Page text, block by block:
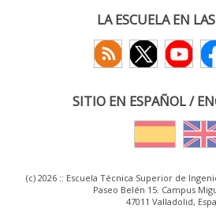
LA ESCUELA EN
SITIO EN ESPAÑOL /
(c) 2026 :: Escuela Técnica Superior de
Paseo Belén 15. Campus
47011 Valladolid,